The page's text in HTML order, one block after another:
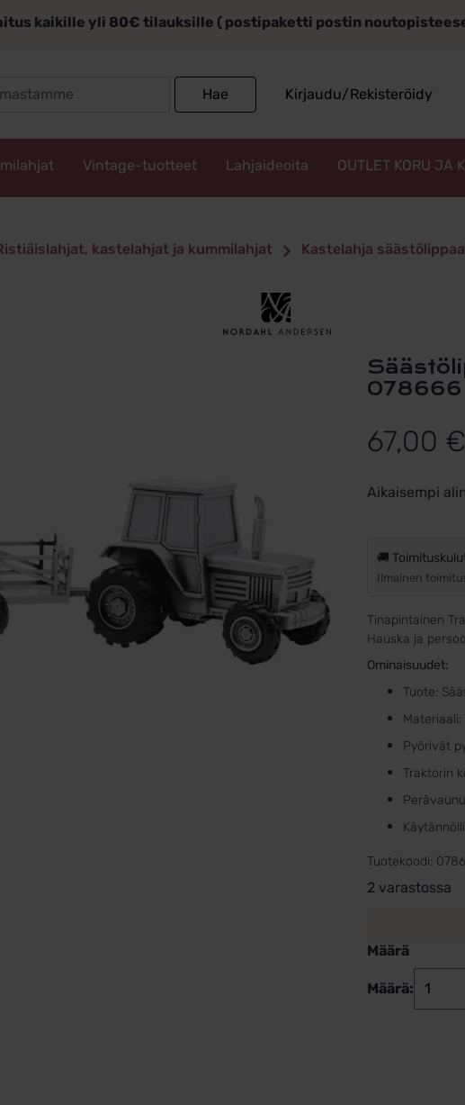
kaikille yli 80€ tilauksille ( postipaketti postin
Hae Kirjaudu/Rekisteröidy
Vintage-tuotteet Lahjaideoita OUTLET KORU JA
kastelahjat ja kummilahjat Kastelahja
Säästölipas Traktori ja perävaunu
078666
67,00 €
Aikaisempi
🚚
Ilmainen
Tinapintainen
Hauska ja
Ominaisuudet:
Tuote:
Pyörivät
Traktorin
Tuotekoodi:
2 varastossa
Määrä
Määrä: